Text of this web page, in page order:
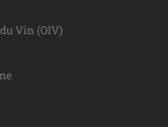
Vin (OIV)